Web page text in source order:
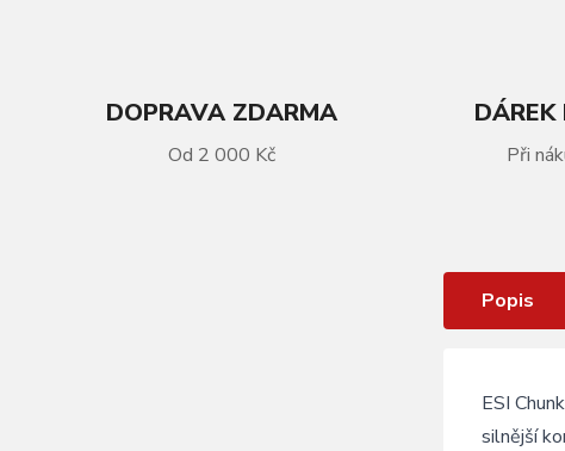
DOPRAVA ZDARMA
Od 2 000 Kč
DÁREK
Při
Popis
ESI
silnější